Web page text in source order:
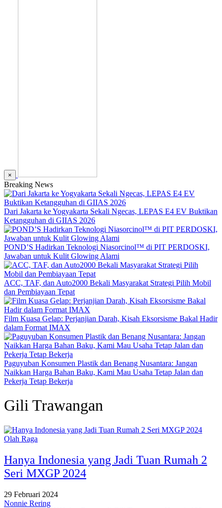
×
Breaking News
Dari Jakarta ke Yogyakarta Sekali Ngecas, LEPAS E4 EV Buktikan
Ketangguhan di GIIAS 2026
POND’S Hadirkan Teknologi Niasorcinol™ di PIT PERDOSKI,
Jawaban untuk Kulit Glowing Alami
ACC, TAF, dan Auto2000 Bekali Masyarakat Strategi Pilih Mobil
dan Pembiayaan Tepat
Film Kuasa Gelap: Perjanjian Darah, Kisah Eksorsisme Bakal Hadir
dalam Format IMAX
Paguyuban Konsumen Plastik dan Benang Nusantara: Jangan
Naikkan Harga Bahan Baku, Kami Mau Usaha Tetap Jalan dan
Pekerja Tetap Bekerja
Gili Trawangan
Olah Raga
Hanya Indonesia yang Jadi Tuan Rumah 2
Seri MXGP 2024
29 Februari 2024
Nonnie Rering